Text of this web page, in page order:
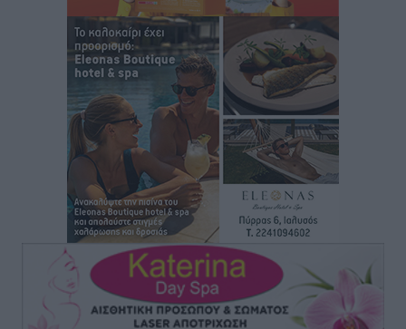
Συναυλία με τον Γιάννη Κότσιρα στις 21 Αυγούστου
Πολιτιστικά• πριν 3 ώρες
Έκτακτη συνεδρίαση της Δημοτικής Επιτροπής Ρόδου
αύριο Παρασκευή 7 Αυγούστου
Τοπικές Ειδήσεις πριν 3 ώρες
ΑΕΡΑ: Δεν σταματάει να ενισχύεται, νέο απόκτημα ο
Μητρόπουλος
Αθλητικά• πριν 3 ώρες
Κλεάνθης: Δουλειές μετά ευχαριστιών στο γήπεδο,
ατομικό για δύο